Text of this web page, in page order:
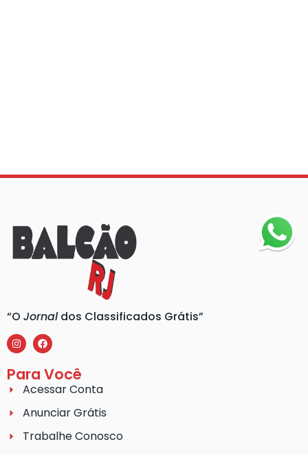
“O Jornaldos Classificados Grátis”
Para Você
Acessar Conta
Anunciar Grátis
Trabalhe Conosco